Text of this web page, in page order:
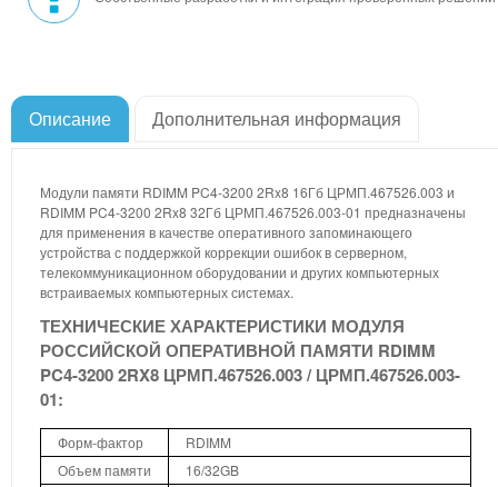
Описание Дополнительная информация
Модули памяти RDIMM PC4-3200 2Rx8 16Гб ЦРМП.467526.003 и
RDIMM PC4-3200 2Rx8 32Гб ЦРМП.467526.003-01 предназначены
для применения в качестве оперативного запоминающего
устройства с поддержкой коррекции ошибок в серверном,
телекоммуникационном оборудовании и других компьютерных
встраиваемых компьютерных системах.
ТЕХНИЧЕСКИЕ ХАРАКТЕРИСТИКИ МОДУЛЯ
РОССИЙСКОЙ ОПЕРАТИВНОЙ ПАМЯТИ RDIMM
PC4-3200 2RX8 ЦРМП.467526.003 / ЦРМП.467526.003-
01:
Форм-фактор
RDIMM
Объем памяти
16/32GB